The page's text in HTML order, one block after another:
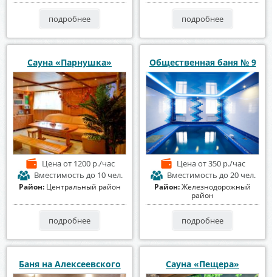
подробнее подробнее
Сауна «Парнушка»
Ценаот 1200 р./час
Вместимость до 10 чел.
Район: Центральный район
подробнее
Общественная баня № 9
Ценаот 350 р./час
Вместимость до 20 чел.
Район:Железнодорожный
район
подробнее
Баня на Алексеевского Сауна «Пещера»